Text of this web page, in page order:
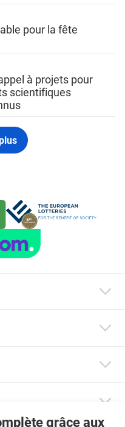
pour la fête
à projets pour
scientifiques
grâce aux